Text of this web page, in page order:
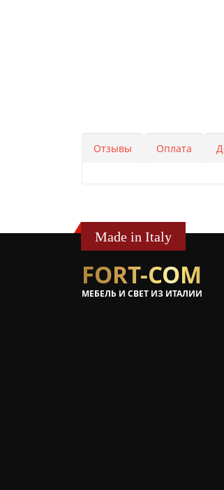
Отзывы Оплата
Made in Italy
FORT-COM
МЕБЕЛЬ И СВЕТ ИЗ ИТАЛИИ